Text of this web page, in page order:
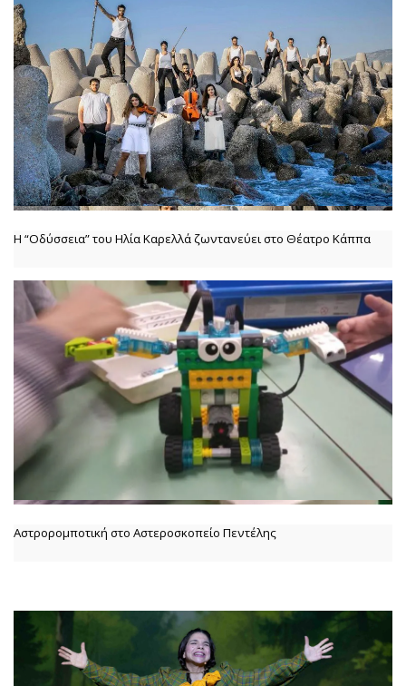
Η “Οδύσσεια” του Ηλία Καρελλά ζωντανεύει στο Θέατρο Κάππα
Αστρορομποτική στο Αστεροσκοπείο Πεντέλης